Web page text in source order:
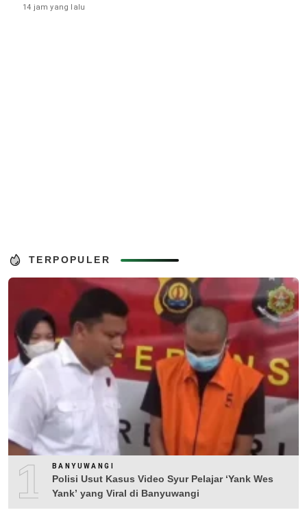
14 jam yang lalu
TERPOPULER
1 BANYUWANGI
Polisi Usut Kasus Video Syur Pelajar ‘Yank Wes
Yank’ yang Viral di Banyuwangi